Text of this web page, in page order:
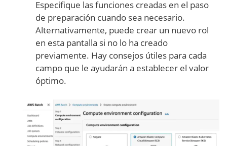
Especifique las funciones creadas en el paso
de preparación cuando sea necesario.
Alternativamente, puede crear un nuevo rol
en esta pantalla si no lo ha creado
previamente. Hay consejos útiles para cada
campo que le ayudarán a establecer el valor
óptimo.